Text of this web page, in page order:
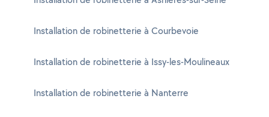
Installation de robinetterie à Courbevoie
Installation de robinetterie à Issy-les-Moulineaux
Installation de robinetterie à Nanterre